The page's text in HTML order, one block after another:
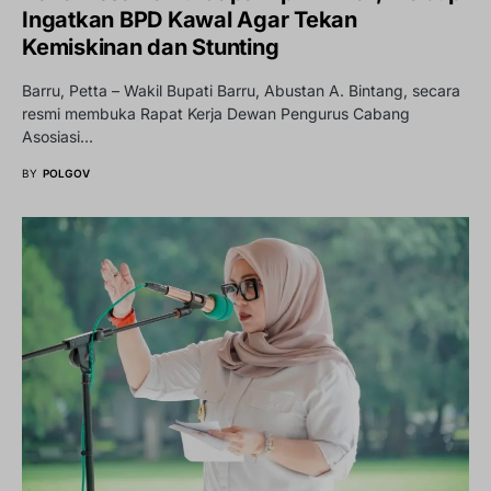
Ingatkan BPD Kawal Agar Tekan
Kemiskinan dan Stunting
Barru, Petta – Wakil Bupati Barru, Abustan A. Bintang, secara
resmi membuka Rapat Kerja Dewan Pengurus Cabang
Asosiasi…
BY POLGOV